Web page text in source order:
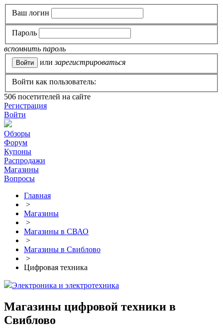
Ваш логин
Пароль
вспомнить пароль
или зарегистрироваться
Войти как пользователь:
506 посетителей на сайте
Регистрация
Войти
Обзоры
Форум
Купоны
Распродажи
Магазины
Вопросы
Главная
>
Магазины
>
Магазины в СВАО
>
Магазины в Свиблово
>
Цифровая техника
Электроника и электротехника
Магазины цифровой техники в
Свиблово